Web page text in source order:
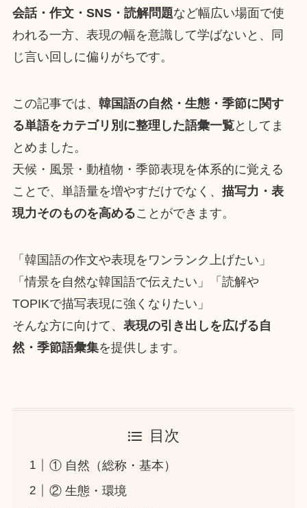
会話・作文・SNS・読解問題など幅広い場面で使
われる一方、表現の幅を意識して学ばないと、同
じ言い回しに偏りがちです。
この記事では、 韓国語の自然・生態・季節に関す
る単語をカテゴリ別に整理した語彙一覧としてま
とめました。
天候・風景・動植物・季節表現を体系的に覚える
ことで、単語量を増やすだけでなく、 描写力・表
現力そのものを高めることができます。
「韓国語の作文や表現をワンランク上げたい」
「情景を自然な韓国語で伝えたい」「読解や
TOPIKで描写表現に強くなりたい」
そんな方に向けて、 表現の引き出しを広げる自
然・季節語彙集を提供します。
目次
① 自然（総称・基本）
② 生態・環境